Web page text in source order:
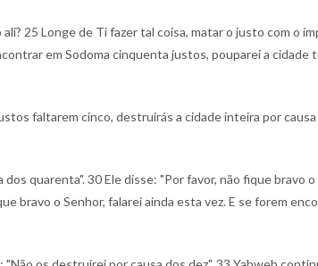
25 Longe de Ti fazer tal coisa, matar o justo com o
em Sodoma cinquenta justos, pouparei a cidade
faltarem cinco, destruirás a cidade inteira por causa
dos quarenta".30 Ele disse: "Por favor, não fique bravo
bravo o Senhor, falarei ainda esta vez. E se forem